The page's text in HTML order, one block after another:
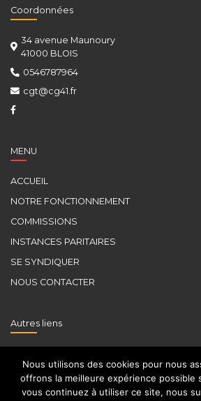
Coordonnées
34 avenue Maunoury
41000 BLOIS
0546787964
cgt@cg41.fr
MENU
ACCUEIL
NOTRE FONCTIONNEMENT
COMMISSIONS
INSTANCES PARITAIRES
SE SYNDIQUER
NOUS CONTACTER
Autres liens
FDSP
UFICT
Nous utilisons des cookies pour nous
offrons la meilleure expérience possible
vous continuez à utiliser ce site, nous